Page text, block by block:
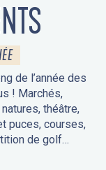
de l’année des
! Marchés,
théâtre,
puces, courses,
de golf…